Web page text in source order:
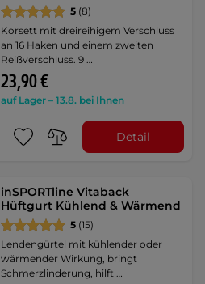
5 (8)
Korsett mit dreireihigem Verschluss
an 16 Haken und einem zweiten
Reißverschluss. 9 …
23,90 €
auf Lager – 13.8. bei Ihnen
Detail
inSPORTline Vitaback
Hüftgurt Kühlend & Wärmend
5 (15)
Lendengürtel mit kühlender oder
wärmender Wirkung, bringt
Schmerzlinderung, hilft …